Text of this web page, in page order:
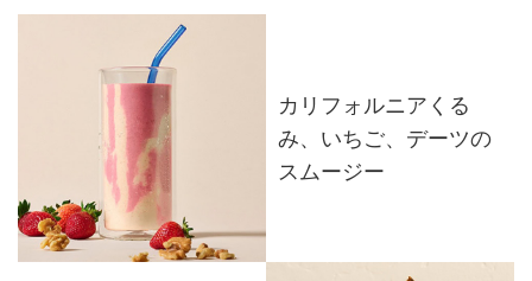
カリフォルニアくる
み、いちご、デーツの
スムージー